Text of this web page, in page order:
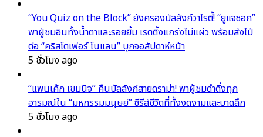
“You Quiz on the Block” ยังครองบัลลังก์วาไรตี้! “ยูแจซอก”
พาผู้ชมอินทั้งน้ำตาและรอยยิ้ม เรตติ้งแกร่งไม่แผ่ว พร้อมส่งไม้
ต่อ “คริสโตเฟอร์ โนแลน” บุกจอสัปดาห์หน้า
5 ชั่วโมง ago
“แพนเค้ก เขมนิจ” คืนบัลลังก์สายดราม่า! พาผู้ชมดำดิ่งทุก
อารมณ์ใน “มหกรรมมนุษย์” ซีรีส์ชีวิตที่ทั้งงดงามและบาดลึก
5 ชั่วโมง ago